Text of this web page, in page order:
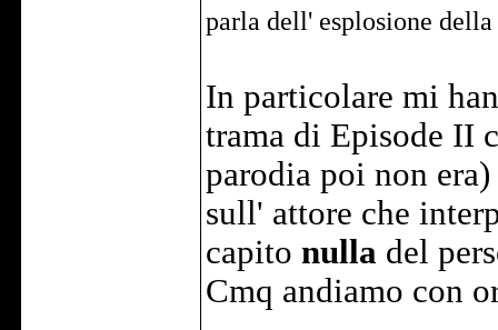
parla dell' esplosione
In particolare mi
trama di Episode II
parodia poi non
sull' attore che
capito nulla del
Cmq andiamo con